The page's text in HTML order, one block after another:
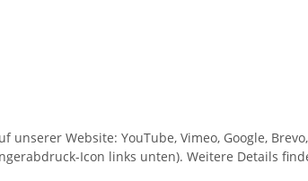
Website: YouTube, Vimeo, Google,
Icon links unten). Weitere Details